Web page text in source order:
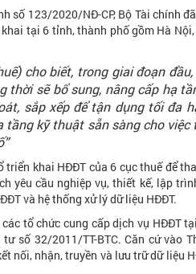
số 123/2020/NĐ-CP, Bộ Tài chính
tại 6 tỉnh, thành phố gồm Hà Nội,
cho biết, trong giai đoạn
thời sẽ bổ sung, nâng cấp hạ
sắp xếp để tận dụng tối đa
kỹ thuật sẵn sàng cho việc
triển khai HĐĐT của 6 cục thuế để
yêu cầu nghiệp vụ, thiết kế, lập
và hệ thống xử lý dữ liệu HĐĐT.
tổ chức cung cấp dịch vụ HĐĐT
số 32/2011/TT-BTC. Căn cứ vào
nối, nhận, truyền và lưu trữ dữ liệu